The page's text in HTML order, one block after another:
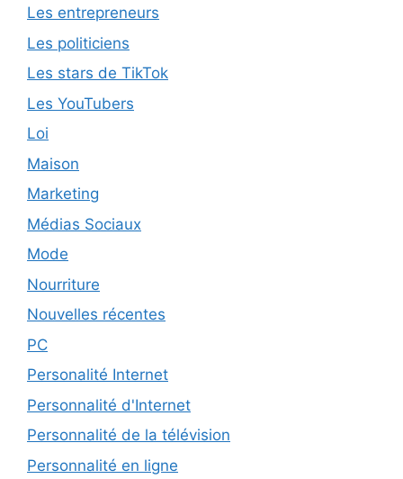
Les entrepreneurs
Les politiciens
Les stars de TikTok
Les YouTubers
Loi
Maison
Marketing
Médias Sociaux
Mode
Nourriture
Nouvelles récentes
PC
Personalité Internet
Personnalité d'Internet
Personnalité de la télévision
Personnalité en ligne